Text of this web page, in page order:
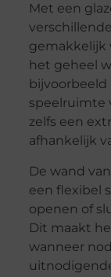
Met een
gemakkelijk
het geheel
speelruimte
zelfs een
afhankelijk
De wand van
een flexibel
openen of
Dit maakt
wanneer